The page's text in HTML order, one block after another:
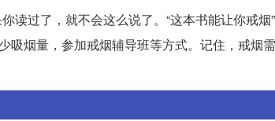
读过了，就不会这么说了。“这本书能让你戒烟
吸烟量，参加戒烟辅导班等方式。记住，戒烟